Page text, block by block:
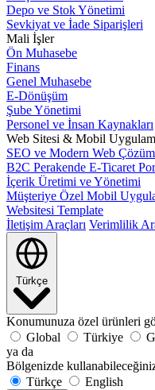
Depo ve Stok Yönetimi
Sevkiyat ve İade Siparişleri
Mali İşler
Ön Muhasebe
Finans
Genel Muhasebe
E-Dönüşüm
Şube Yönetimi
Personel ve İnsan Kaynakları
Web Sitesi & Mobil
SEO ve Modern Web
B2C Perakende E-Ticaret
İçerik Üretimi ve Yönetimi
Müşteriye Özel Mobil
Websitesi Template
İletişim Araçları Verimlilik
Türkçe
Konumunuza özel ürünleri
Global
Türkiye
ya da
Bölgenizde
Türkçe
English